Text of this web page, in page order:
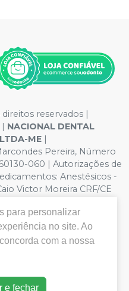
reservados |
NACIONAL DENTAL
ME |
Pereira, Número
060 | Autorizações de
Anestésicos -
Victor Moreira CRF/CE
e condições da loja
Em caso de
o valor válido é o do
por atacado, por
para personalizar
no site. Ao
com a nossa
e fechar